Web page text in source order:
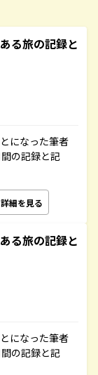
る旅の記録と
になった筆者
の記録と記
詳細を見る
る旅の記録と
になった筆者
の記録と記